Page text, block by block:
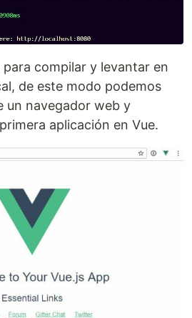
compilar y levantar en
de este modo podemos
un navegador web y
aplicación en Vue.